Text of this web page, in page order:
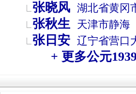
张晓风 湖北省黄冈
张秋生 天津市静海
张日安 辽宁省营口
+ 更多公元